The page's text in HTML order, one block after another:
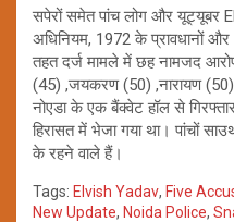
सपेरों समेत पांच लोग और यूट्यूबर
अधिनियम, 1972 के प्रावधानों
तहत दर्ज मामले में छह नामजद
(45) ,जयकरण (50) ,नारायण
नोएडा के एक बैंक्वेट हॉल से
हिरासत में भेजा गया था। पांचों
के रहने वाले हैं।
Tags: Elvish Yadav, Five
New Update, Noida Police,